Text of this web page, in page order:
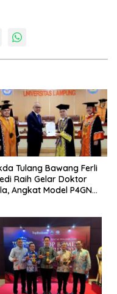
Tulang Bawang Ferli
Raih Gelar Doktor
Angkat Model P4GN